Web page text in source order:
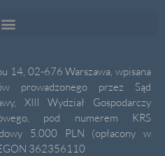
14, 02-676 Warszawa, wpisana
prowadzonego przez Sąd
XIII Wydział Gospodarczy
pod numerem KRS
5.000 PLN (opłacony w
362356110